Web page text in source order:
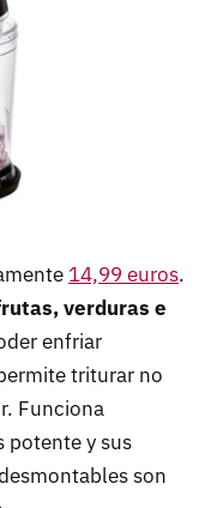
14,99 euros.
verduras e
enfriar
triturar no
Funciona
potente y sus
son